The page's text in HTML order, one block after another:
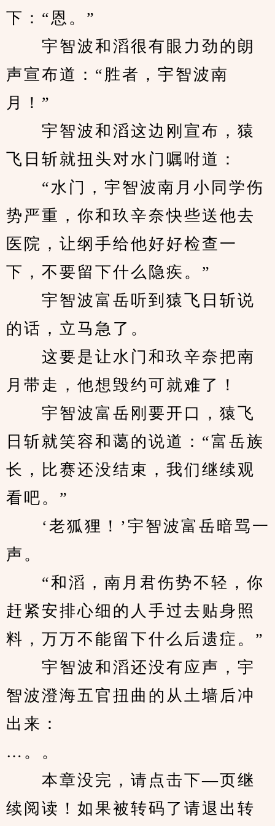
下：“恩。”
宇智波和滔很有眼力劲的朗
声宣布道：“胜者，宇智波南
月！”
宇智波和滔这边刚宣布，猿
飞日斩就扭头对水门嘱咐道：
“水门，宇智波南月小同学伤
势严重，你和玖辛奈快些送他去
医院，让纲手给他好好检查一
下，不要留下什么隐疾。”
宇智波富岳听到猿飞日斩说
的话，立马急了。
这要是让水门和玖辛奈把南
月带走，他想毁约可就难了！
宇智波富岳刚要开口，猿飞
日斩就笑容和蔼的说道：“富岳族
长，比赛还没结束，我们继续观
看吧。”
‘老狐狸！’宇智波富岳暗骂一
声。
“和滔，南月君伤势不轻，你
赶紧安排心细的人手过去贴身照
料，万万不能留下什么后遗症。”
宇智波和滔还没有应声，宇
智波澄海五官扭曲的从土墙后冲
出来：
…。。
本章没完，请点击下—页继
续阅读！如果被转码了请退出转